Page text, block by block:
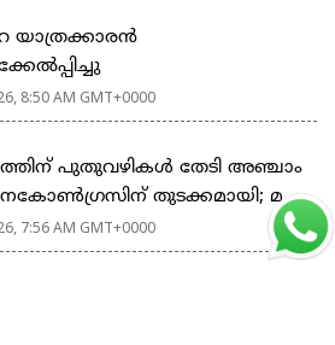
യാത്രക്കാരൻ
8:50 AM GMT+0000
പുതുവഴികൾ തേടി അഞ്ചാം
തുടക്കമായി; മ...
7:56 AM GMT+0000